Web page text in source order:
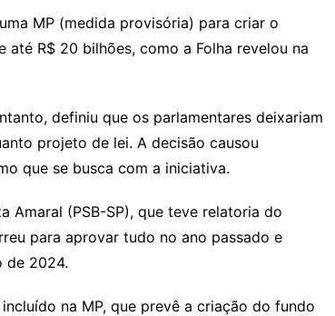
MP (medida provisória) para criar o
R$ 20 bilhões, como a Folha revelou na
definiu que os parlamentares deixariam
projeto de lei. A decisão causou
que se busca com a iniciativa.
Amaral (PSB-SP), que teve relatoria do
para aprovar tudo no ano passado e
de 2024.
na MP, que prevê a criação do fundo